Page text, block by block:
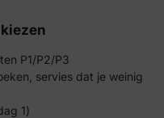
P1/P2/P3
servies dat je weinig
1)